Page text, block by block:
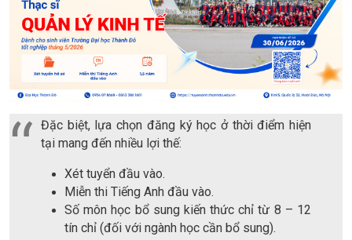
Đặc biệt, lựa chọn đăng ký học ở thời điểm hiện
tại mang đến nhiều lợi thế:
Xét tuyển đầu vào.
Miễn thi Tiếng Anh đầu vào.
Số môn học bổ sung kiến thức chỉ từ 8 – 12
tín chỉ (đối với ngành học cần bổ sung).